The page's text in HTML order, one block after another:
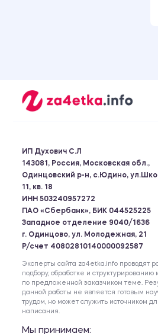
ИП Духович С.Л
143081, Россия, Московская обл.,
Одинцовский р-н, с.Юдино,
11, кв. 18
ИНН 503240957272
ПАО «Сбербанк», БИК 044525225
Западное отделение 9040/1636
г. Одинцово, ул. Молодежная, 21
Р/счет 40802810140000092587
Эксперты сайта za4etka.info проводят
подбору, обработке и структурированию
по предложенной заказчиком теме.
данной работы не является готовым
трудом, но может служить источником
написания.
Мы принимаем: